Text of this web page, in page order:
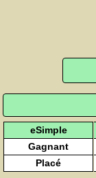
eSimple
Gagnant
Placé